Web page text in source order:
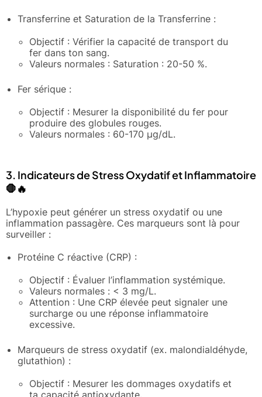
Transferrine et Saturation de la Transferrine :
Objectif : Vérifier la capacité de transport du
fer dans ton sang.
Valeurs normales : Saturation : 20-50 %.
Fer sérique :
Objectif : Mesurer la disponibilité du fer pour
produire des globules rouges.
Valeurs normales : 60-170 μg/dL.
3. Indicateurs de Stress Oxydatif et Inflammatoire
🛑🔥
L’hypoxie peut générer un stress oxydatif ou une
inflammation passagère. Ces marqueurs sont là pour
surveiller :
Protéine C réactive (CRP) :
Objectif : Évaluer l’inflammation systémique.
Valeurs normales : < 3 mg/L.
Attention : Une CRP élevée peut signaler une
surcharge ou une réponse inflammatoire
excessive.
Marqueurs de stress oxydatif (ex. malondialdéhyde,
glutathion) :
Objectif : Mesurer les dommages oxydatifs et
ta capacité antioxydante.